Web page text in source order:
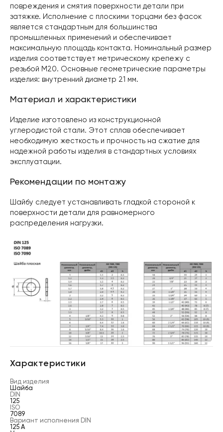
повреждения и смятия поверхности детали при
затяжке. Исполнение с плоскими торцами без фасок
является стандартным для большинства
промышленных применений и обеспечивает
максимальную площадь контакта. Номинальный размер
изделия соответствует метрическому крепежу с
резьбой M20. Основные геометрические параметры
изделия: внутренний диаметр 21 мм.
Материал и характеристики
Изделие изготовлено из конструкционной
углеродистой стали. Этот сплав обеспечивает
необходимую жесткость и прочность на сжатие для
надежной работы изделия в стандартных условиях
эксплуатации.
Рекомендации по монтажу
Шайбу следует устанавливать гладкой стороной к
поверхности детали для равномерного
распределения нагрузки.
Характеристики
Вид изделия
Шайба
DIN
125
ISO
7089
Вариант исполнения DIN
125 A